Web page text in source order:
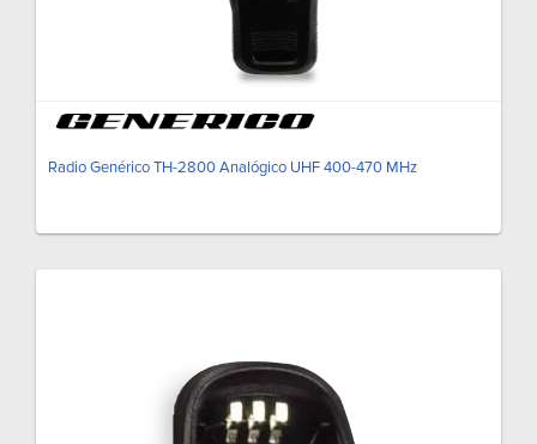
Radio Genérico TH-2800 Analógico UHF 400-470 MHz